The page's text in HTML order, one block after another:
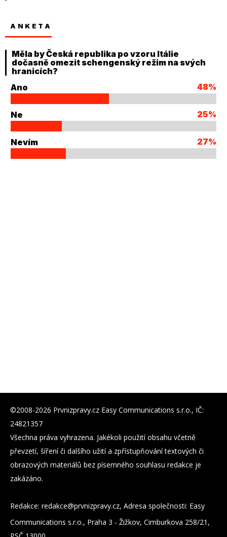
ANKETA
Měla by Česká republika po vzoru Itálie
dočasně omezit schengenský režim na svých
hranicích?
Ano
48%
Ne 25%
Nevím 27%
©2008-2026 Prvnizpravy.cz Easy Communications s.r.o., IČ:
24821357
Všechna práva vyhrazena. Jakékoli použití obsahu včetně
převzetí, šíření či dalšího užití a zpřístupňování textových či
obrazových materiálů bez písemného souhlasu redakce je
zakázáno.
Redakce: zc.yvarpzinvrp@eckader, Adresa společnosti: Easy
Communications s.r.o., Praha 3 - Žižkov, Cimburkova 258/21,